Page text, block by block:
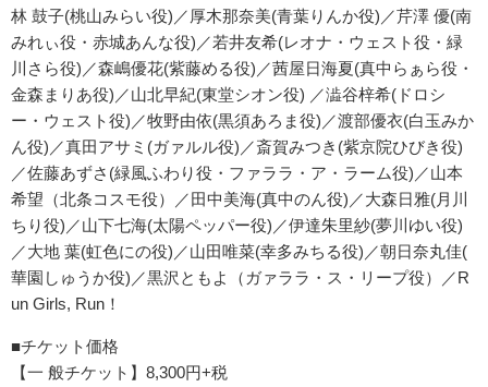
林 鼓子(桃山みらい役)／厚木那奈美(青葉りんか役)／芹澤 優(南
みれぃ役・赤城あんな役)／若井友希(レオナ・ ウェスト役・緑
川さら役)／森嶋優花(紫藤める役)／茜屋日海夏(真中らぁら役・
金森まりあ役)／山北早紀(東堂シオン役) ／澁谷梓希(ドロシ
ー・ウェスト役)／牧野由依(黒須あろま役) ／渡部優衣(白玉みか
ん役)／真田アサミ(ガァルル役)／斎賀みつき(紫京院ひびき役)
／佐藤あずさ(緑風ふわり役・ ファララ・ア・ラーム役)／山本
希望（北条コスモ役）／田中美海(真中のん役)／大森日雅(月川
ちり役)／山下七海(太陽ペッパー役)／伊達朱里紗(夢川ゆい役)
／大地 葉(虹色にの役)／山田唯菜(幸多みちる役)／朝日奈丸佳(
華園しゅうか役)／黒沢ともよ（ガァララ・ス・リープ役）／R
un Girls, Run！
■チケット価格
【一 般チケット】8,300円+税